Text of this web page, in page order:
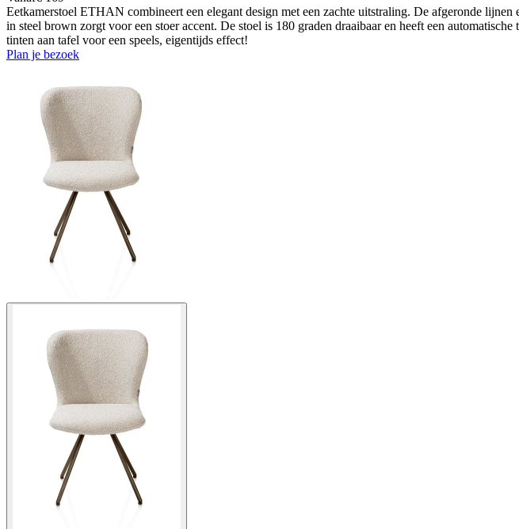
Eetkamerstoel ETHAN combineert een elegant design met een zachte uitstraling. De afgeronde
in steel brown zorgt voor een stoer accent. De stoel is 180 graden draaibaar en heeft een
tinten aan tafel voor een speels, eigentijds effect!
Plan je bezoek